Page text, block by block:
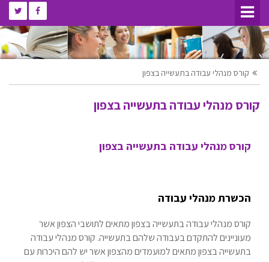
קורס מנהלי עבודה בתעשייה בצפון
קורס מנהלי עבודה בתעשייה בצפון
קורס מנהלי עבודה בתעשייה בצפון
הכשרת מנהלי עבודה
קורס מנהלי עבודה בתעשייה בצפון מתאים לתושבי הצפון אשר
מעוניינים להתקדם בעבודה שלהם בתעשייה. קורס מנהלי עבודה
בתעשייה בצפון מתאים למועמדים מהצפון אשר יש להם היכרות עם